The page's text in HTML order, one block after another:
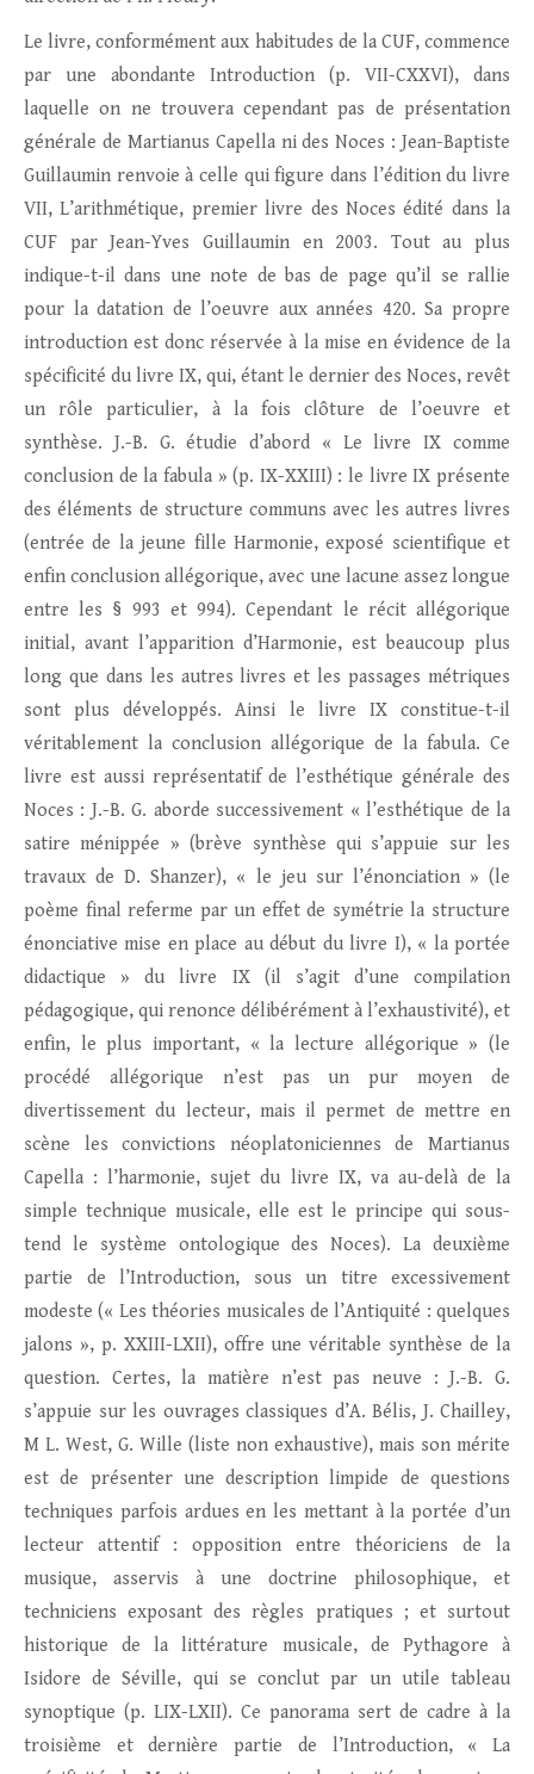
Le livre, conformément aux habitudes de la CUF, commence
par une abondante Introduction (p. VII-CXXVI), dans
laquelle on ne trouvera cependant pas de présentation
générale de Martianus Capella ni des Noces : Jean-Baptiste
Guillaumin renvoie à celle qui figure dans l’édition du livre
VII, L’arithmétique, premier livre des Noces édité dans la
CUF par Jean-Yves Guillaumin en 2003. Tout au plus
indique-t-il dans une note de bas de page qu’il se rallie
pour la datation de l’oeuvre aux années 420. Sa propre
introduction est donc réservée à la mise en évidence de la
spécificité du livre IX, qui, étant le dernier des Noces, revêt
un rôle particulier, à la fois clôture de l’oeuvre et
synthèse. J.-B. G. étudie d’abord « Le livre IX comme
conclusion de la fabula » (p. IX-XXIII) : le livre IX présente
des éléments de structure communs avec les autres livres
(entrée de la jeune fille Harmonie, exposé scientifique et
enfin conclusion allégorique, avec une lacune assez longue
entre les § 993 et 994). Cependant le récit allégorique
initial, avant l’apparition d’Harmonie, est beaucoup plus
long que dans les autres livres et les passages métriques
sont plus développés. Ainsi le livre IX constitue-t-il
véritablement la conclusion allégorique de la fabula. Ce
livre est aussi représentatif de l’esthétique générale des
Noces : J.-B. G. aborde successivement « l’esthétique de la
satire ménippée » (brève synthèse qui s’appuie sur les
travaux de D. Shanzer), « le jeu sur l’énonciation » (le
poème final referme par un effet de symétrie la structure
énonciative mise en place au début du livre I), « la portée
didactique » du livre IX (il s’agit d’une compilation
pédagogique, qui renonce délibérément à l’exhaustivité), et
enfin, le plus important, « la lecture allégorique » (le
procédé allégorique n’est pas un pur moyen de
divertissement du lecteur, mais il permet de mettre en
scène les convictions néoplatoniciennes de Martianus
Capella : l’harmonie, sujet du livre IX, va au-delà de la
simple technique musicale, elle est le principe qui sous-
tend le système ontologique des Noces). La deuxième
partie de l’Introduction, sous un titre excessivement
modeste (« Les théories musicales de l’Antiquité : quelques
jalons », p. XXIII-LXII), offre une véritable synthèse de la
question. Certes, la matière n’est pas neuve : J.-B. G.
s’appuie sur les ouvrages classiques d’A. Bélis, J. Chailley,
M L. West, G. Wille (liste non exhaustive), mais son mérite
est de présenter une description limpide de questions
techniques parfois ardues en les mettant à la portée d’un
lecteur attentif : opposition entre théoriciens de la
musique, asservis à une doctrine philosophique, et
techniciens exposant des règles pratiques ; et surtout
historique de la littérature musicale, de Pythagore à
Isidore de Séville, qui se conclut par un utile tableau
synoptique (p. LIX-LXII). Ce panorama sert de cadre à la
troisième et dernière partie de l’Introduction, « La